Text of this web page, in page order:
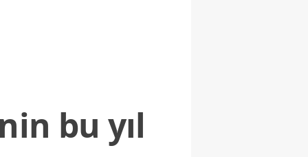
bu yıl